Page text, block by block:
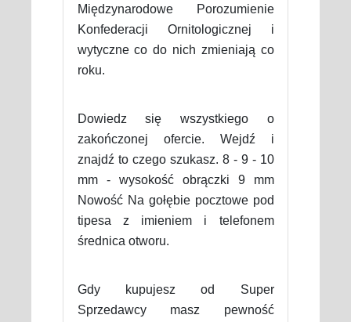
Międzynarodowe Porozumienie
Konfederacji Ornitologicznej i
wytyczne co do nich zmieniają co
roku.
Dowiedz się wszystkiego o
zakończonej ofercie. Wejdź i
znajdź to czego szukasz. 8 - 9 - 10
mm - wysokość obrączki 9 mm
Nowość Na gołębie pocztowe pod
tipesa z imieniem i telefonem
średnica otworu.
Gdy kupujesz od Super
Sprzedawcy masz pewność